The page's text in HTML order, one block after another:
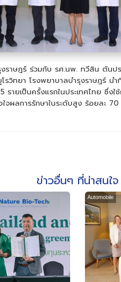
าษฎร์ ร่วมกับ รศ.นพ. ทวีสิน ตัน
ทยา โรงพยาบาลบำรุงราษฎร์ น
ายเป็นครั้งแรกในประเทศไทย ซึ่
ลการรักษาในระดับสูง ร้อยละ
ข่าวอื่นๆ ที่น่าสนใจ
Automobile